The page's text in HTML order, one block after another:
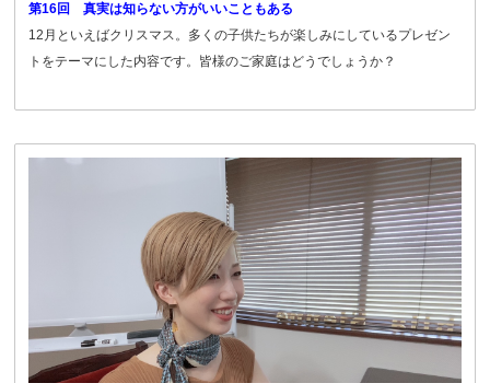
第16回 真実は知らない方がいいこともある
12月といえばクリスマス。多くの子供たちが楽しみにしているプレゼン
トをテーマにした内容です。皆様のご家庭はどうでしょうか？